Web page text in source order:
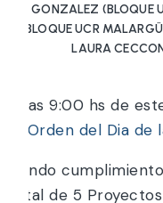
GONZALEZ (BLOQUE
(BLOQUE UCR
LAURA
A las 9:00 hs de
Orden del Dia de
Dando
total de 5